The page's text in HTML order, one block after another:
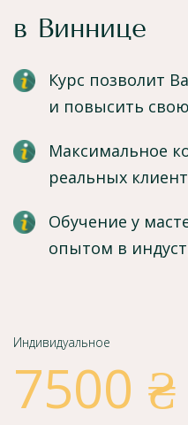
в Виннице
Курс позволит
и повысить
Максимальное
реальных
Обучение у
опытом в
Индивидуальное
7500 ₴